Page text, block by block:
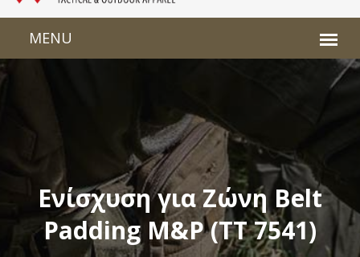
Ενίσχυση για Ζώνη Belt
Padding M&P (ΤΤ 7541)